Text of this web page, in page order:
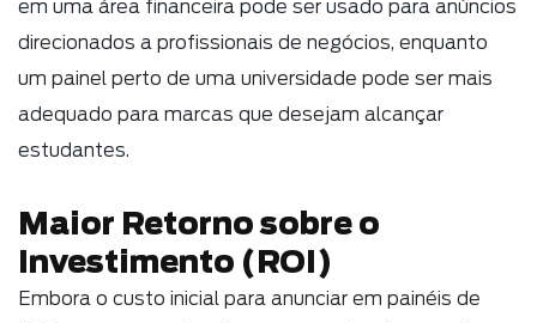
em uma área financeira pode ser usado para anúncios
direcionados a profissionais de negócios, enquanto
um painel perto de uma universidade pode ser mais
adequado para marcas que desejam alcançar
estudantes.
Maior Retorno sobre o
Investimento (ROI)
Embora o custo inicial para anunciar em painéis de